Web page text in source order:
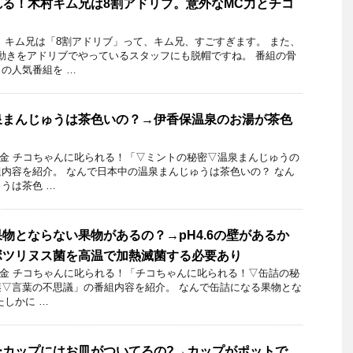
！木村キム兄は8割アドリブ。意外なMC力とチコ
ム兄は「8割アドリブ」って、キム兄、すごすぎます。 また、
きをアドリブでやっているスタッフにも脱帽ですね。 番組の骨
の人気番組を …
んじゅうは茶色いの？→伊香保温泉のお湯が茶色
チコちゃんに叱られる！「▽ミントの秘密▽温泉まんじゅうの
容を紹介。 なんで日本中の温泉まんじゅうは茶色いの？ なん
うは茶色 …
とならない果物があるの？→pH4.6の壁があるか
リヌス菌を高温で加熱滅菌する必要あり
チコちゃんに叱られる！「チコちゃんに叱られる！▽缶詰の秘
言葉の不思議」の番組内容を紹介。 なんで缶詰になる果物とな
しかに …